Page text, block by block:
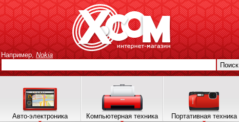
Например, Nokia
Поиск
Авто-электроника Компьютерная техника Портативная техника